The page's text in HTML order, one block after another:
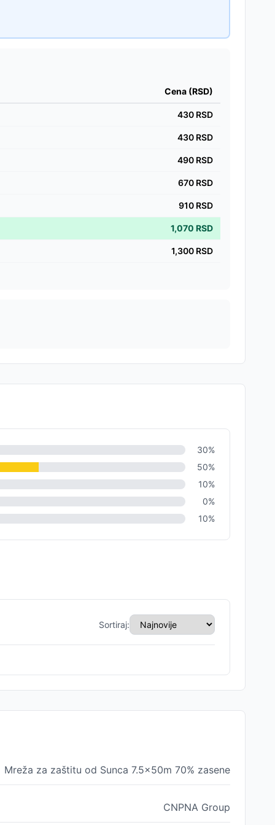
Cena (RSD)
430 RSD
430 RSD
490 RSD
670 RSD
910 RSD
1,070 RSD
1,300 RSD
30%
50%
10%
0%
10%
Sortiraj:
Mreža za zaštitu od Sunca 7.5x50m 70% zasene
CNPNA Group